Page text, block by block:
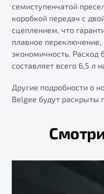
семиступенчатой
коробкой передач с
сцеплением, что
плавное
экономичность.
составляет всего 6,5 л
Другие подробности о
Belgee будут раскрыты